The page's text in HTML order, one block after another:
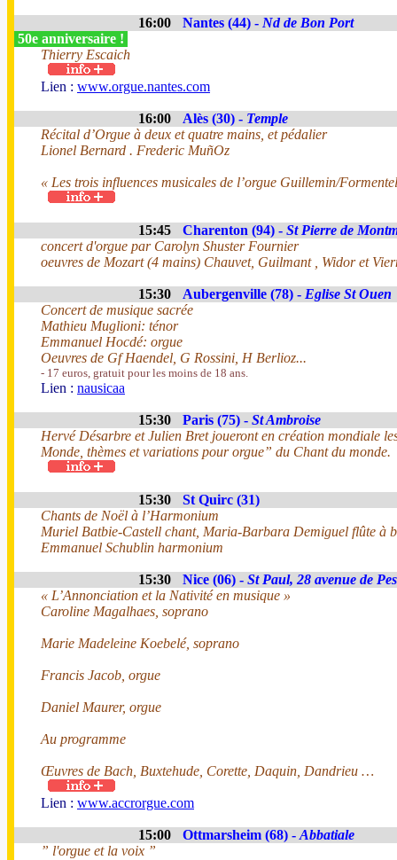
16:00 Nantes (44) - Nd de Bon Port
50e anniversaire !
Thierry Escaich
Lien : www.orgue.nantes.com
16:00 Alès (30) - Temple
Récital d’Orgue à deux et quatre mains, et pédalier
Lionel Bernard . Frederic MuñOz
« Les trois influences musicales de l’orgue Guillemin/
15:45 Charenton (94) - St Pierre de
concert d'orgue par Carolyn Shuster Fournier
oeuvres de Mozart (4 mains) Chauvet, Guilmant , Widor et
15:30 Aubergenville (78) - Eglise St Ouen
Concert de musique sacrée
Mathieu Muglioni: ténor
Emmanuel Hocdé: orgue
Oeuvres de Gf Haendel, G Rossini, H Berlioz...
- 17 euros, gratuit pour les moins de 18 ans.
Lien : nausicaa
15:30 Paris (75) - St Ambroise
Hervé Désarbre et Julien Bret joueront en création mondiale
Monde, thèmes et variations pour orgue” du Chant du monde.
15:30
St Quirc (31)
Chants de Noël à l’Harmonium
Muriel Batbie-Castell chant, Maria-Barbara Demiguel flûte à
Emmanuel Schublin harmonium
15:30 Nice (06) - St Paul, 28 avenue de
« L’Annonciation et la Nativité en musique »
Caroline Magalhaes, soprano
Marie Madeleine Koebelé, soprano
Francis Jacob, orgue
Daniel Maurer, orgue
Au programme
Œuvres de Bach, Buxtehude, Corette, Daquin, Dandrieu …
Lien : www.accrorgue.com
15:00 Ottmarsheim (68) - Abbatiale
” l'orgue et la voix ”